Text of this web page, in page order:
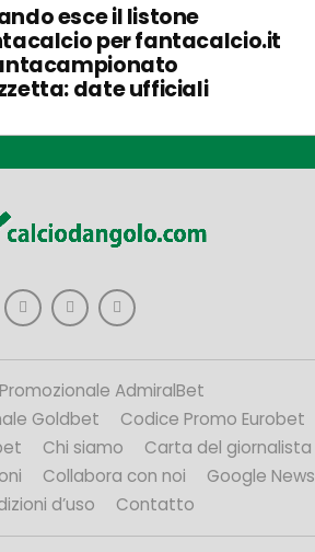
esce il listone
per fantacalcio.it
date ufficiali
AdmiralBet
Goldbet
Codice Promo Eurobet
Chi siamo
Carta del giornalista
Collabora con noi
Google News
d’uso
Contatto